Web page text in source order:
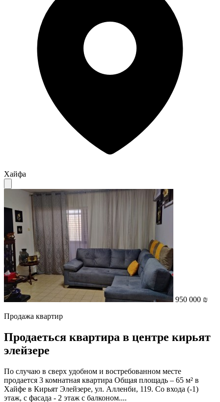
Хайфа
950 000 ₪
Продажа квартир
Продаеться квартира в центре кирьят
элейзере
По случаю в сверх удобном и востребованном месте
продается 3 комнатная квартира Общая площадь – 65 м² в
Хайфе в Кирьят Элейзере, ул. Алленби, 119. Со входа (-1)
этаж, с фасада - 2 этаж с балконом....